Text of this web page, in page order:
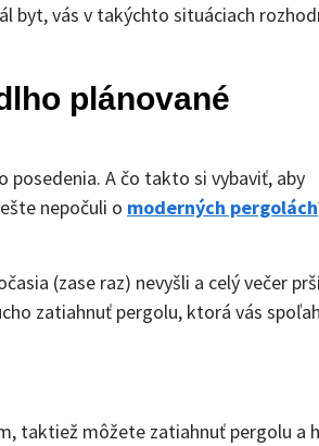
byt, vás v takýchto situáciach
plánované
posedenia. A čo takto si vybaviť, aby
nepočuli o moderných pergolách
(zase raz) nevyšli a celý večer
zatiahnuť pergolu, ktorá vás
taktiež môžete zatiahnuť pergolu a